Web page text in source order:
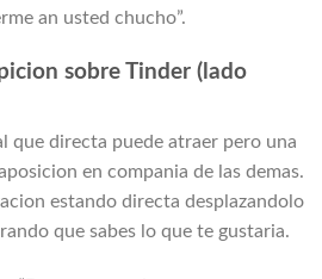
an usted chucho”.
sobre Tinder (lado
que directa puede atraer pero una
en compania de las demas.
estando directa desplazandolo
que sabes lo que te gustaria.